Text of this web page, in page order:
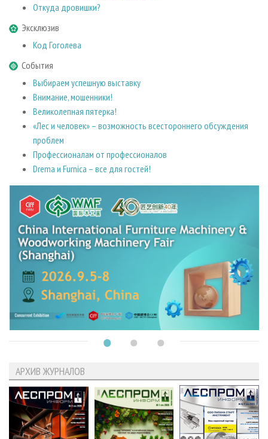
Откуда дровишки?
Эксклюзив
Код Гоголева
События
Выбираем успешную выставку
Внимание, мошенники!
Великолепная пятерка!
«Лес и человек» – возможность всестороннего обсуждения
проблем
Профессионалам от профессионалов
Drema и Furnica – все для гостей!
АРХИВ ЖУРНАЛОВ